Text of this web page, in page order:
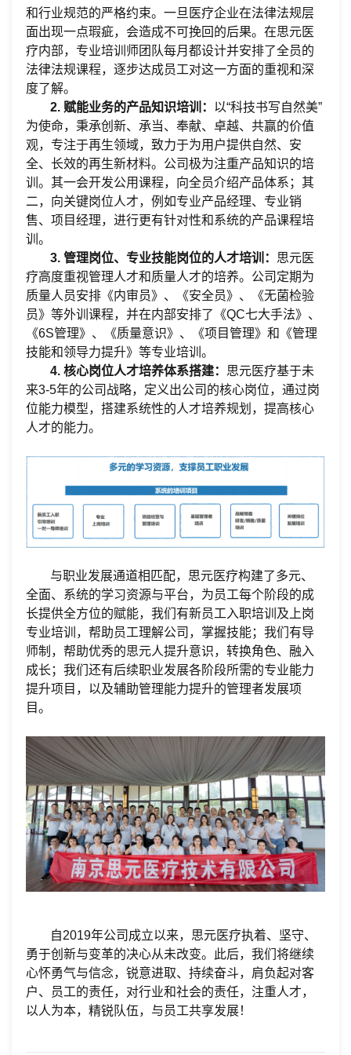
和行业规范的严格约束。一旦医疗企业在法律法规层
面出现一点瑕疵，会造成不可挽回的后果。在思元医
疗内部， 专业培训师团队每月都设计并安排了全员的
法律法规课程，逐步达成员工对这一方面的重视和深
度了解。
2. 赋能业务的产品知识培训： 以“科技书写自然美”
为使命，秉承创新、承当、奉献、卓越、共赢的价值
观，专注于再生领域，致力于为用户提供自然、安
全、长效的再生新材料。公司 极为注重产品知识的培
训。其一会开发公用课程，向全员介绍产品体系；其
二，向关键岗位人才，例如专业产品经理、专业销
售、项目经理，进行更有针对性和系统的产品课程培
训。
3. 管理岗位、专业技能岗位的人才培训： 思元医
疗高度重视管理人才和质量人才的培养。公司定期为
质量人员安排《内审员》、《安全员》、《无菌检验
员》等外训课程，并在内部安排了《QC七大手法》、
《6S管理》、《质量意识》、《项目管理》和《管理
技能和领导力提升》等专业培训。
4. 核心岗位人才培养体系搭建： 思元医疗基于未
来3-5年的公司战略，定义出公司的核心岗位，通过岗
位能力模型，搭建系统性的人才培养规划，提高核心
人才的能力。
与职业发展通道相匹配，思元医疗构建了多元、
全面、系统的学习资源与平台，为员工每个阶段的成
长提供全方位的赋能，我们有新员工入职培训及上岗
专业培训，帮助员工理解公司，掌握技能；我们有导
师制，帮助优秀的思元人提升意识，转换角色、融入
成长；我们还有后续职业发展各阶段所需的专业能力
提升项目，以及辅助管理能力提升的管理者发展项
目。
自2019年公司成立以来，思元医疗执着、坚守、
勇于创新与变革的决心从未改变。此后，我们将继续
心怀勇气与信念，锐意进取、持续奋斗，肩负起对客
户、员工的责任，对行业和社会的责任，注重人才，
以人为本，精锐队伍，与员工共享发展！